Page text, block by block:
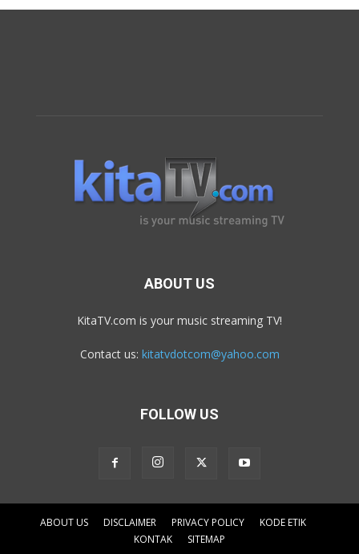
ABOUT US
KitaTV.com is your music streaming TV!
Contact us: kitatvdotcom@yahoo.com
FOLLOW US
ABOUT US DISCLAIMER PRIVACY POLICY
KODE ETIK
KONTAK
SITEMAP